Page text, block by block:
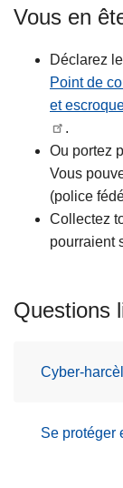
Vous en
Déclarez
Point de
et
.
Ou portez
Vous
(police
Collectez
pourraient
Questions
Cyber-
Se protéger